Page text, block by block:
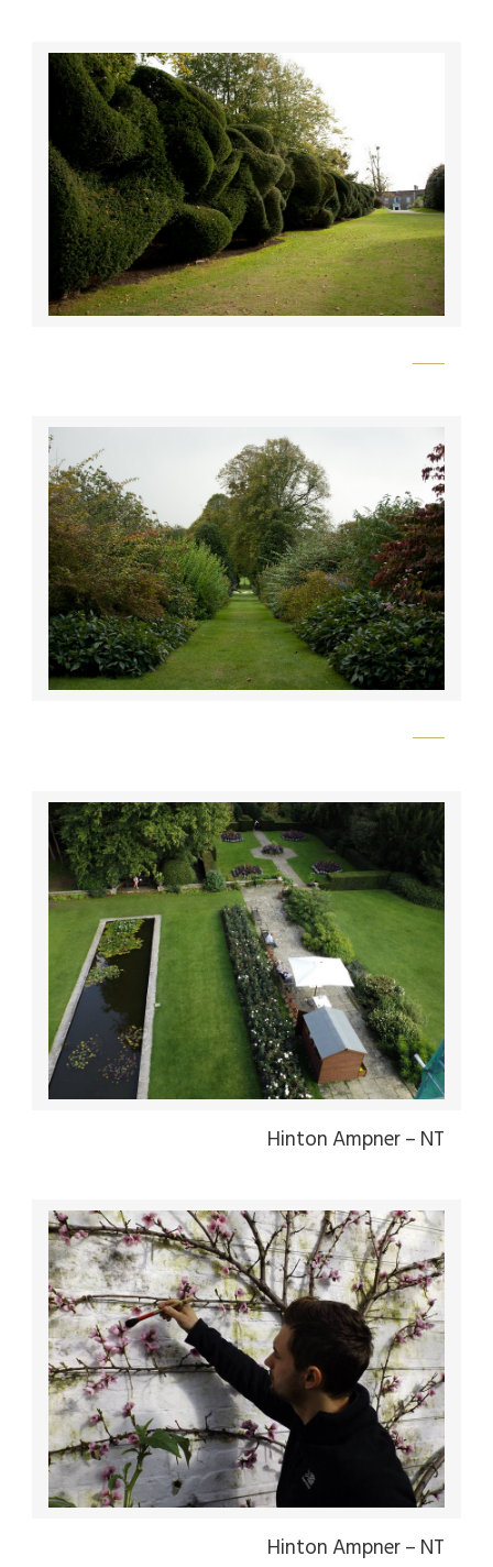
Flickr
Hinton Ampner – NT
Hinton Ampner – NT